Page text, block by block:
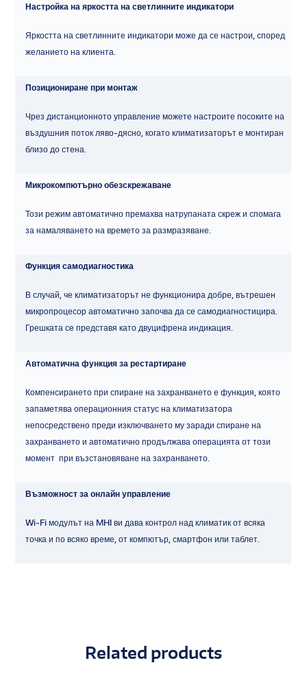
Настройка на яркостта на светлинните индикатори
Яркостта на светлинните индикатори може да се настрои, според
желанието на клиента.
Позициониране при монтаж
Чрез дистанционното управление можете настроите посоките на
въздушния поток ляво-дясно, когато климатизаторът е монтиран
близо до стена.
Микрокомпютърно обезскрежаване
Този режим автоматично премахва натрупаната скреж и спомага
за намаляването на времето за размразяване.
Функция самодиагностика
В случай, че климатизаторът не функционира добре, вътрешен
микропроцесор автоматично започва да се самодиагностицира.
Грешката се представя като двуцифрена индикация.
Автоматична функция за рестартиране
Компенсирането при спиране на захранването е функция, която
запаметява операционния статус на климатизатора
непосредствено преди изключването му заради спиране на
захранването и автоматично продължава операцията от този
момент при възстановяване на захранването.
Възможност за онлайн управление
Wi-Fi модулът на MHI ви дава контрол над климатик от всяка
точка и по всяко време, от компютър, смартфон или таблет.
Related products